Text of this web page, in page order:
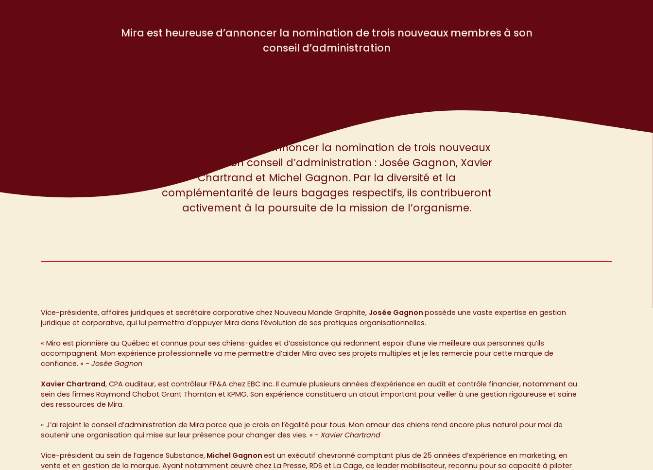
Mira est heureuse d’annoncer la nomination de trois nouveaux membres à son
conseil d’administration
Mira est heureuse d’annoncer la nomination de trois nouveaux
membres à son conseil d’administration : Josée Gagnon, Xavier
Chartrand et Michel Gagnon. Par la diversité et la
complémentarité de leurs bagages respectifs, ils contribueront
activement à la poursuite de la mission de l’organisme.
Vice-présidente, affaires juridiques et secrétaire corporative chez Nouveau Monde Graphite, Josée Gagnon possède une vaste expertise en gestion
juridique et corporative, qui lui permettra d’appuyer Mira dans l’évolution de ses pratiques organisationnelles.
« Mira est pionnière au Québec et connue pour ses chiens-guides et d’assistance qui redonnent espoir d’une vie meilleure aux personnes qu’ils
accompagnent. Mon expérience professionnelle va me permettre d’aider Mira avec ses projets multiples et je les remercie pour cette marque de
confiance. » - Josée Gagnon
Xavier Chartrand, CPA auditeur, est contrôleur FP&A chez EBC inc. Il cumule plusieurs années d’expérience en audit et contrôle financier, notamment au
sein des firmes Raymond Chabot Grant Thornton et KPMG. Son expérience constituera un atout important pour veiller à une gestion rigoureuse et saine
des ressources de Mira.
« J’ai rejoint le conseil d’administration de Mira parce que je crois en l’égalité pour tous. Mon amour des chiens rend encore plus naturel pour moi de
soutenir une organisation qui mise sur leur présence pour changer des vies. » - Xavier Chartrand
Vice-président au sein de l’agence Substance, Michel Gagnon est un exécutif chevronné comptant plus de 25 années d’expérience en marketing, en
vente et en gestion de la marque. Ayant notamment œuvré chez La Presse, RDS et La Cage, ce leader mobilisateur, reconnu pour sa capacité à piloter